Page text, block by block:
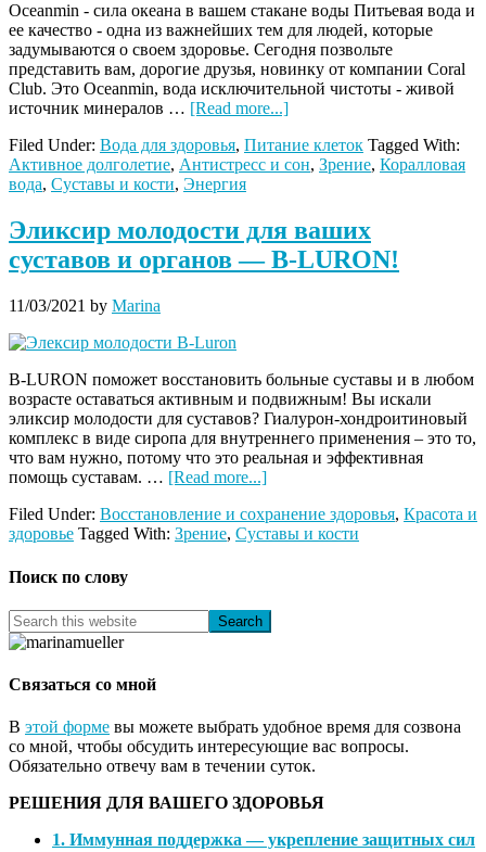
Oceanmin - сила океана в вашем стакане воды Питьевая вода и
ее качество - одна из важнейших тем для людей, которые
задумываются о своем здоровье. Сегодня позвольте
представить вам, дорогие друзья, новинку от компании Coral
Club. Это Oceanmin, вода исключительной чистоты - живой
источник минералов … [Read more...]about
вода
высочайшего
Filed Under: Вода для здоровья, Питание клеток Tagged With:
Активное долголетие, Антистресс и сон, Зрение, Коралловая
вода, Суставы и кости, Энергия
Эликсир молодости для ваших
суставов и органов — B-LURON!
11/03/2021 by Marina
B-LURON поможет восстановить больные суставы и в любом
возрасте оставаться активным и подвижным! Вы искали
эликсир молодости для суставов? Гиалурон-хондроитиновый
комплекс в виде сиропа для внутреннего применения – это то,
что вам нужно, потому что это реальная и эффективная
помощь суставам. … [Read more...]about
молодости
для
органов
—
Filed Under: Восстановление и сохранение здоровья, Красота и
здоровье Tagged With: Зрение, Суставы и кости
Поиск по слову
Search
this
Связаться со мной
В этой форме вы можете выбрать удобное время для созвона
со мной, чтобы обсудить интересующие вас вопросы.
Обязательно отвечу вам в течении суток.
РЕШЕНИЯ ДЛЯ ВАШЕГО ЗДОРОВЬЯ
1. Иммунная поддержка — укрепление защитных сил